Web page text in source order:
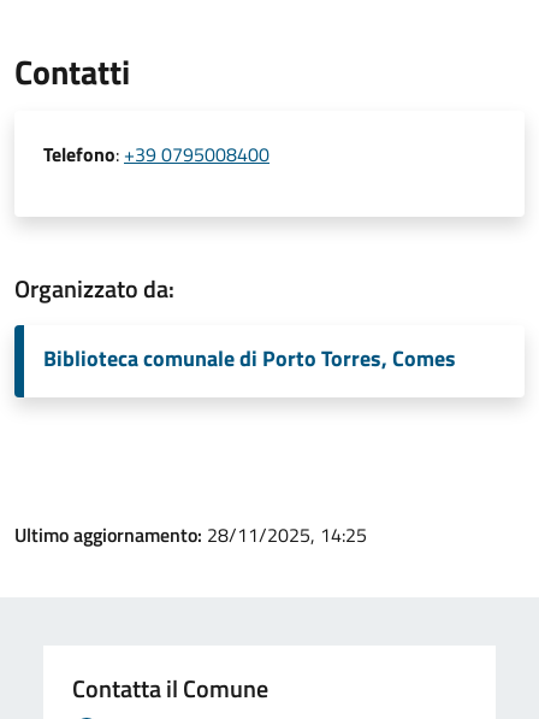
Contatti
Telefono: +39 0795008400
Organizzato da:
Biblioteca comunale di Porto Torres, Comes
Ultimo aggiornamento: 28/11/2025, 14:25
Contatta il Comune